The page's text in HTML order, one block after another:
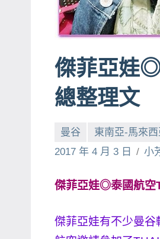
賓、
News
探
節
班
底、
景
目
傑菲亞娃◎
總整理文
曼谷 東南亞-馬來西
2017 年 4 月 3 日
小
傑菲亞娃◎泰國航空
傑菲亞娃有不少曼谷